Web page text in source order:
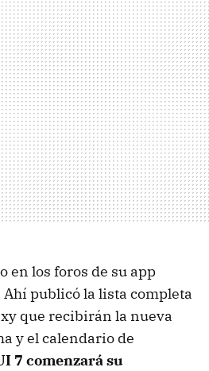
en los foros de su app
publicó la lista completa
que recibirán la nueva
y el calendario de
7 comenzará su